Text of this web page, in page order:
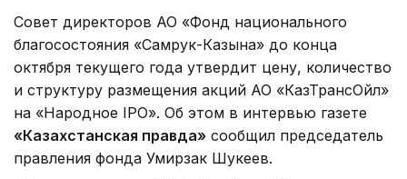
Совет директоров АО «Фонд национального
благосостояния «Самрук-Казына» до конца
октября текущего года утвердит цену, количество
и структуру размещения акций АО «КазТрансОйл»
на «Народное IPO». Об этом в интервью газете
«Казахстанская правда» сообщил председатель
правления фонда Умирзак Шукеев.